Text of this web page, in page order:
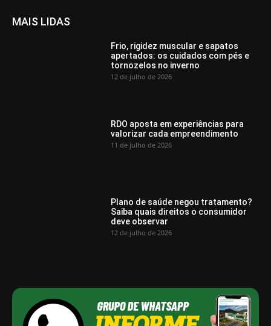
MAIS LIDAS
Frio, rigidez muscular e sapatos
apertados: os cuidados com pés e
tornozelos no inverno
12 de julho de 2026
RDO aposta em experiências para
valorizar cada empreendimento
11 de julho de 2026
Plano de saúde negou tratamento?
Saiba quais direitos o consumidor
deve observar
12 de julho de 2026